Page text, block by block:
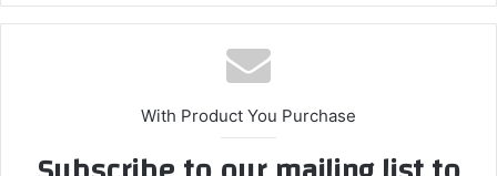
With Product You Purchase